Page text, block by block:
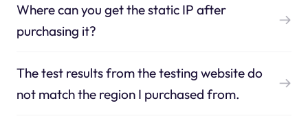
Where can you get the static IP after
purchasing it?
The test results from the testing website do
not match the region I purchased from.